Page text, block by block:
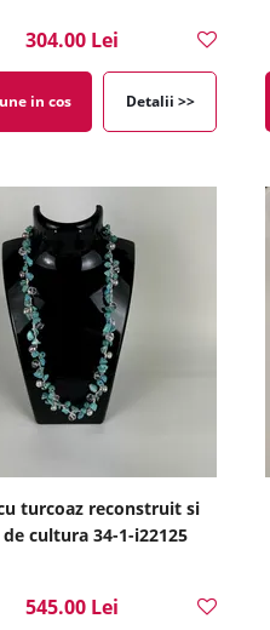
304.00 Lei
in cos Detalii >>
turcoaz reconstruit si
cultura 34-1-i22125
545.00 Lei